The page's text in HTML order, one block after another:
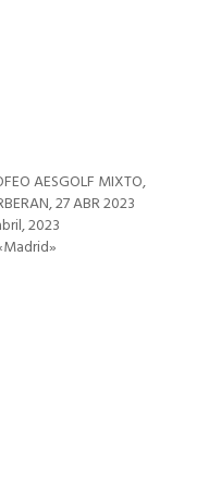
AESGOLF MIXTO,
27 ABR 2023
2023